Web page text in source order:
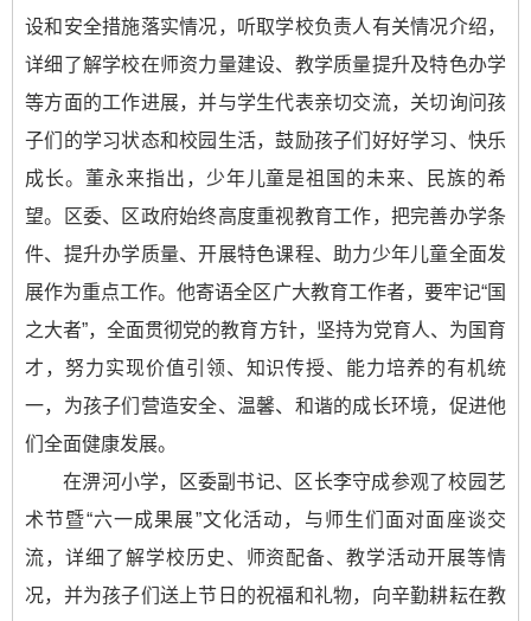
设和安全措施落实情况，听取学校负责人有关情况介绍，
详细了解学校在师资力量建设、教学质量提升及特色办学
等方面的工作进展，并与学生代表亲切交流，关切询问孩
子们的学习状态和校园生活，鼓励孩子们好好学习、快乐
成长。董永来指出，少年儿童是祖国的未来、民族的希
望。区委、区政府始终高度重视教育工作，把完善办学条
件、提升办学质量、开展特色课程、助力少年儿童全面发
展作为重点工作。他寄语全区广大教育工作者，要牢记“国
之大者”，全面贯彻党的教育方针，坚持为党育人、为国育
才，努力实现价值引领、知识传授、能力培养的有机统
一，为孩子们营造安全、温馨、和谐的成长环境，促进他
们全面健康发展。
在淠河小学，区委副书记、区长李守成参观了校园艺
术节暨“六一成果展”文化活动，与师生们面对面座谈交
流，详细了解学校历史、师资配备、教学活动开展等情
况，并为孩子们送上节日的祝福和礼物，向辛勤耕耘在教